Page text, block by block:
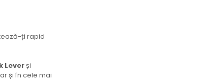
ți rapid
Leverși
și în cele mai